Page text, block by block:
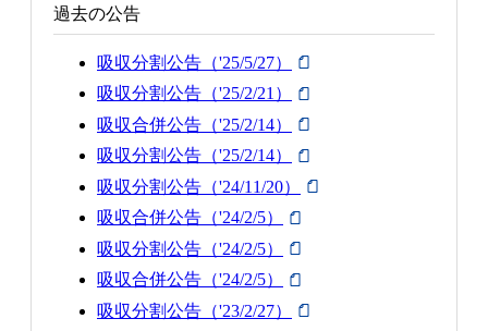
過去の公告
吸収分割公告（'25/5/27）
吸収分割公告（'25/2/21）
吸収合併公告（'25/2/14）
吸収分割公告（'25/2/14）
吸収分割公告（'24/11/20）
吸収合併公告（'24/2/5）
吸収分割公告（'24/2/5）
吸収合併公告（'24/2/5）
吸収分割公告（'23/2/27）